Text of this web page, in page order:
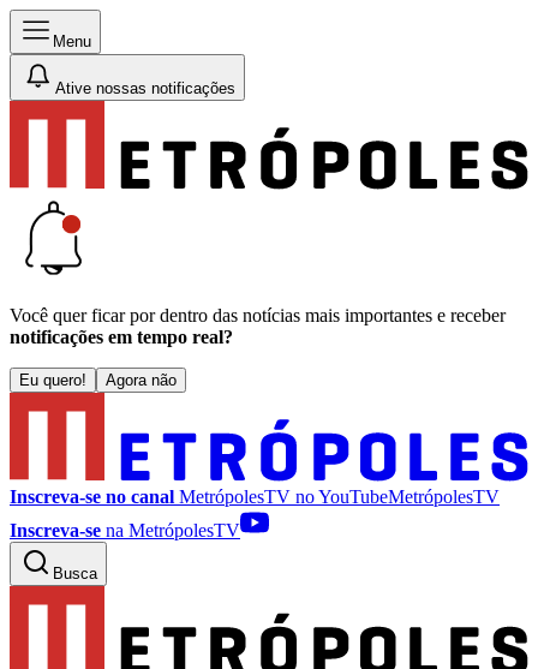
Menu
Ative nossas notificações
Você quer ficar por dentro das notícias mais importantes e receber
notificações em tempo real?
Eu quero! Agora não
Inscreva-se no canal MetrópolesTV noYouTubeMetrópolesTV
Inscreva-se na MetrópolesTV
Busca